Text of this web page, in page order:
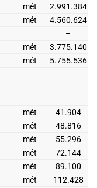
mét
2.991.384
mét
4.560.624
–
mét
3.775.140
mét 5.755.536
mét
41.904
mét
48.816
mét
55.296
mét
72.144
mét
89.100
mét
112.428